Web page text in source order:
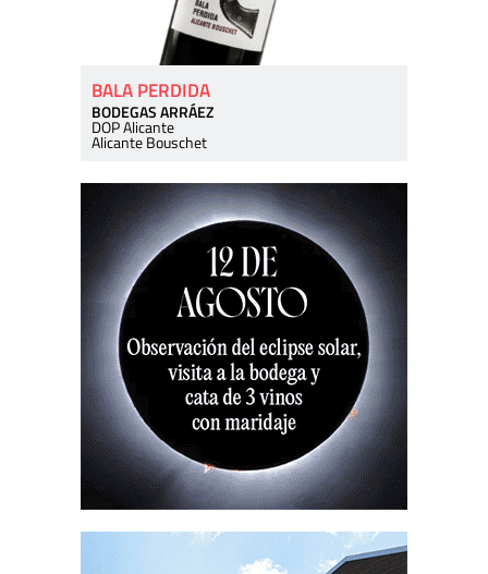
BALA PERDIDA
BODEGAS ARRÁEZ
DOP Alicante
Alicante Bouschet